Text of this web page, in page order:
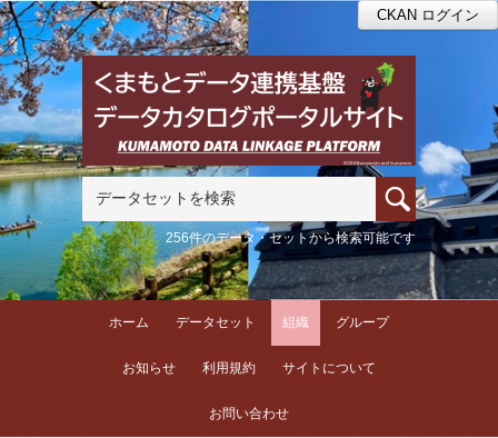
CKAN ログイン
256件のデータ・セットから検索可能です
ホーム データセット 組織 グループ
お知らせ 利用規約 サイトについて
お問い合わせ